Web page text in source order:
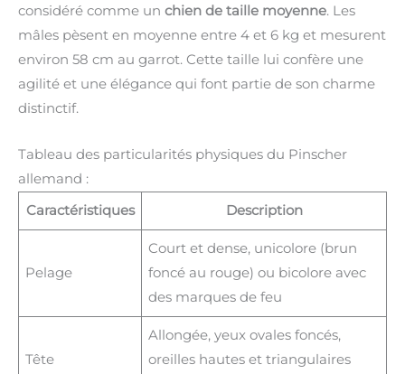
considéré comme un chien de taille moyenne. Les
mâles pèsent en moyenne entre 4 et 6 kg et mesurent
environ 58 cm au garrot. Cette taille lui confère une
agilité et une élégance qui font partie de son charme
distinctif.
Tableau des particularités physiques du Pinscher
allemand :
Caractéristiques
Description
Pelage
Court et dense, unicolore (brun
foncé au rouge) ou bicolore avec
des marques de feu
Tête
Allongée, yeux ovales foncés,
oreilles hautes et triangulaires